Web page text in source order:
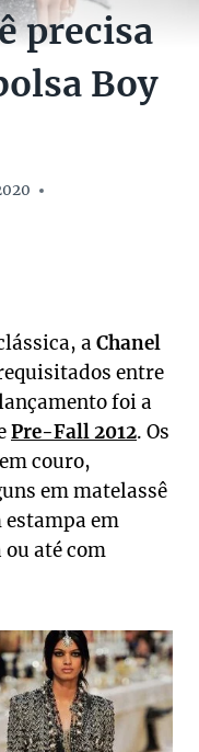
precisa
Boy
a Chanel
entre
foi a
Pre-Fall 2012. Os
couro,
em matelassê
em
até com